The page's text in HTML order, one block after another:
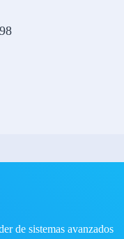
de sistemas avanzados